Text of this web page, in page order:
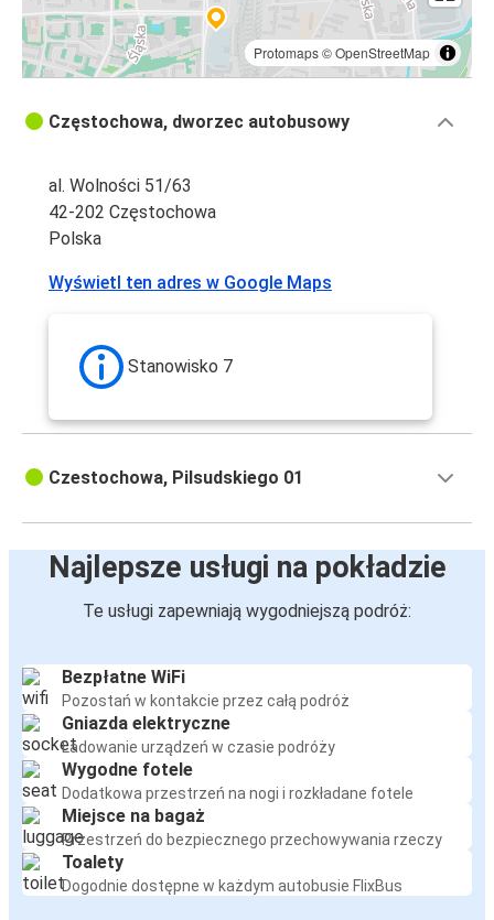
Protomaps©OpenStreetMap
Częstochowa, dworzec autobusowy
al. Wolności 51/63
42-202 Częstochowa
Polska
Wyświetl ten adres w Google Maps
Stanowisko 7
Czestochowa, Pilsudskiego 01
Najlepsze usługi na pokładzie
Te usługi zapewniają wygodniejszą podróż:
Bezpłatne WiFi
Pozostań w kontakcie przez całą podróż
Gniazda elektryczne
Ładowanie urządzeń w czasie podróży
Wygodne fotele
Dodatkowa przestrzeń na nogi i rozkładane fotele
Miejsce na bagaż
Przestrzeń do bezpiecznego przechowywania rzeczy
Toalety
Dogodnie dostępne w każdym autobusie FlixBus